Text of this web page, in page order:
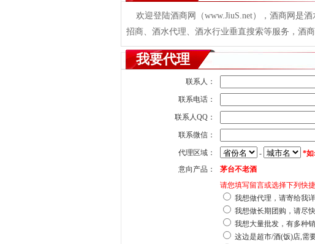
欢迎登陆酒商网（www.JiuS.net），酒商网是
招商、酒水代理、酒水行业垂直搜索等服务，酒
我要代理
联系人：
联系电话：
联系人QQ：
联系微信：
代理区域： -
*如
意向产品：
茅台不老酒
请您填写留言或选择下列快捷
我想做代理，请寄给我详
我想做长期团购，请尽快
我想大量批发，有多种
这边是超市/酒(饭)店,需